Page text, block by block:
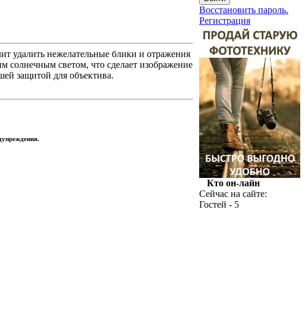
удалить нежелательные блики и отражения
солнечным светом, что сделает изображение
защитой для объектива.
Восстановить пароль.
Регистрация
Кто он-лайн
Сейчас на сайте:
Гостей - 5